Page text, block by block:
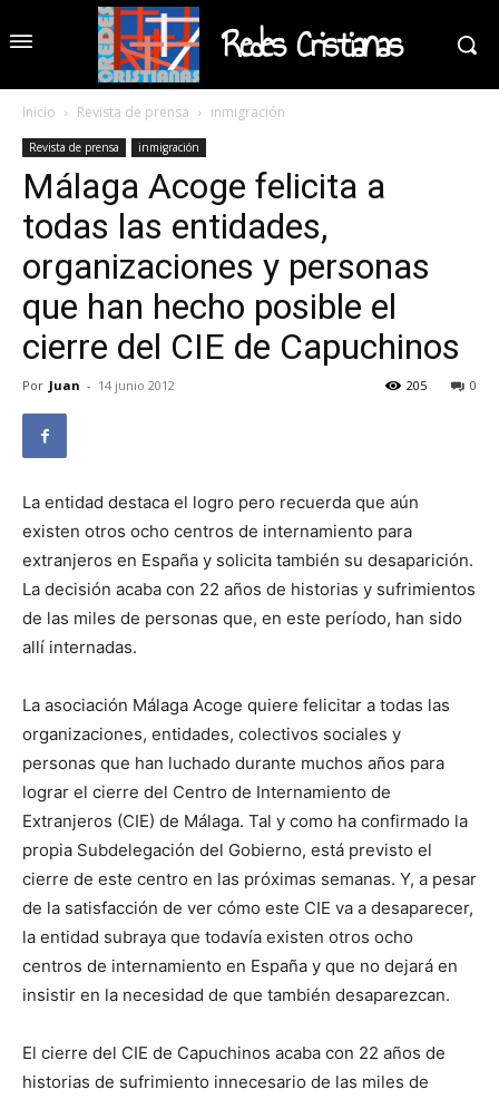
Redes Cristianas
Inicio Revista de prensa inmigración
Revista de prensa inmigración
Málaga Acoge felicita a
todas las entidades,
organizaciones y personas
que han hecho posible el
cierre del CIE de Capuchinos
Por Juan - 14 junio 2012 0
205
La entidad destaca el logro pero recuerda que aún
existen otros ocho centros de internamiento para
extranjeros en España y solicita también su desaparición.
La decisión acaba con 22 años de historias y sufrimientos
de las miles de personas que, en este período, han sido
allí internadas.
La asociación Málaga Acoge quiere felicitar a todas las
organizaciones, entidades, colectivos sociales y
personas que han luchado durante muchos años para
lograr el cierre del Centro de Internamiento de
Extranjeros (CIE) de Málaga. Tal y como ha confirmado la
propia Subdelegación del Gobierno, está previsto el
cierre de este centro en las próximas semanas. Y, a pesar
de la satisfacción de ver cómo este CIE va a desaparecer,
la entidad subraya que todavía existen otros ocho
centros de internamiento en España y que no dejará en
insistir en la necesidad de que también desaparezcan.
El cierre del CIE de Capuchinos acaba con 22 años de
historias de sufrimiento innecesario de las miles de